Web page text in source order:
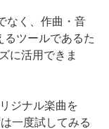
なく、作曲・音
るツールであるた
に活用できま
ジナル楽曲を
一度試してみる